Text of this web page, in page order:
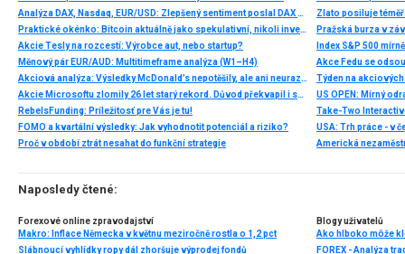
Analýza DAX, Nasdaq, EUR/USD: Zlepšený sentiment poslal DAX na nová maxima
Praktické okénko: Bitcoin aktuálně jako spekulativní, nikoli investiční aktivum
Akcie Tesly na rozcestí: Výrobce aut, nebo startup?
Měnový pár EUR/AUD: Multitimeframe analýza (W1–H4)
Akciová analýza: Výsledky McDonald’s nepotěšily, ale ani neurazily. Jakou vizi společnost prezentovala?
Akcie Microsoftu zlomily 26 let starý rekord. Důvod překvapil i samotné investory
RebelsFunding: Príležitosť pre Vás je tu!
FOMO a kvartální výsledky: Jak vyhodnotit potenciál a riziko?
Proč v období ztrát nesahat do funkční strategie
Zlato posiluje téměř
Pražská burza v
Index S&P 500
US OPEN: Mírný
Americká
Naposledy čtené:
Forexové online zpravodajství
Makro: Inflace Německa v květnu meziročně rostla o 1,2 pct
Slábnoucí vyhlídky ropy dál zhoršuje výprodej fondů
Blogy uživatelů
Ako hlboko môže
FOREX - Analýza